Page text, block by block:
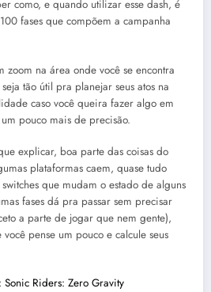
como, e quando utilizar esse dash, é
fases que compõem a campanha
zoom na área onde você se encontra
tão útil pra planejar seus atos na
caso você queira fazer algo em
pouco mais de precisão.
explicar, boa parte das coisas do
plataformas caem, quase tudo
que mudam o estado de alguns
fases dá pra passar sem precisar
a parte de jogar que nem gente),
pense um pouco e calcule seus
Sonic Riders: Zero Gravity